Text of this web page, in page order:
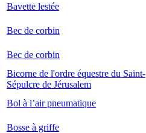
Bavette lestée
Bec de corbin
Bec de corbin
Bicorne de l'ordre équestre du Saint-
Sépulcre de Jérusalem
Bol à l’air pneumatique
Bosse à griffe